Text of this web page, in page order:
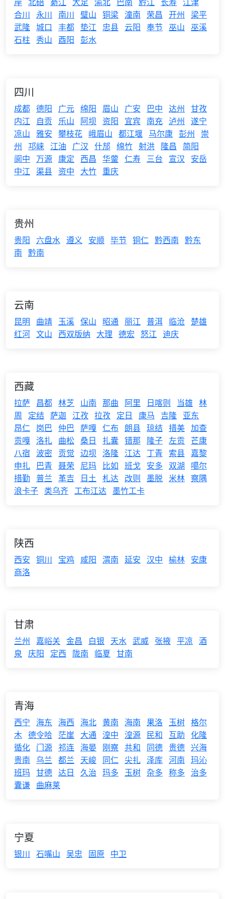
合川 永川 南川 璧山 铜梁 潼南 荣昌 开州
梁平
武隆 城口 丰都 垫江 忠县 云阳 奉节 巫山 巫溪
石柱 秀山 酉阳 彭水
四川
成都 德阳 广元 绵阳 眉山 广安 巴中 达州 甘孜
内江
自贡 乐山 阿坝 资阳 宜宾 南充 泸州 遂宁
凉山 雅安 攀枝花 峨眉山 都江堰 马尔康 彭州
崇
州 邛崃 江油 广汉 什邡 绵竹 射洪 隆昌
简阳
阆中
万源 康定 西昌 华蓥 仁寿 三台 宣汉
安岳
中江
渠县 资中 大竹 重庆
贵州
贵阳 六盘水 遵义 安顺 毕节 铜仁 黔西南 黔东
南 黔南
云南
昆明 曲靖 玉溪 保山 昭通 丽江 普洱 临沧
楚雄
红河 文山 西双版纳 大理 德宏 怒江 迪庆
西藏
拉萨 昌都 林芝 山南 那曲 阿里 日喀则 当雄 林
周
定结 萨迦 江孜 拉孜 定日 康马 吉隆 亚东
昂仁 岗巴 仲巴 萨嘎 仁布 朗县 琼结 措美 加查
贡嘎 洛扎 曲松 桑日 扎囊 错那 隆子 左贡 芒康
八宿 波密 贡觉 边坝 洛隆 江达 丁青 索县 嘉黎
申扎
巴青 聂荣 尼玛 比如 班戈 安多 双湖
噶尔
措勤 普兰 革吉 日土 札达 改则 墨脱 米林 察隅
浪卡子 类乌齐 工布江达 墨竹工卡
陕西
西安 铜川 宝鸡 咸阳 渭南 延安 汉中 榆林 安康
商洛
甘肃
兰州 嘉峪关 金昌 白银 天水 武威 张掖 平凉 酒
泉
庆阳 定西 陇南 临夏 甘南
青海
西宁 海东 海西 海北 黄南 海南 果洛 玉树 格尔
木 德令哈 茫崖 大通 湟中 湟源 民和 互助 化隆
循化 门源 祁连 海晏 刚察 共和 同德 贵德 兴海
贵南
乌兰 都兰 天峻 同仁 尖扎 泽库 河南 玛沁
班玛 甘德 达日 久治 玛多 玉树 杂多 称多
治多
囊谦 曲麻莱
宁夏
银川 石嘴山 吴忠 固原 中卫